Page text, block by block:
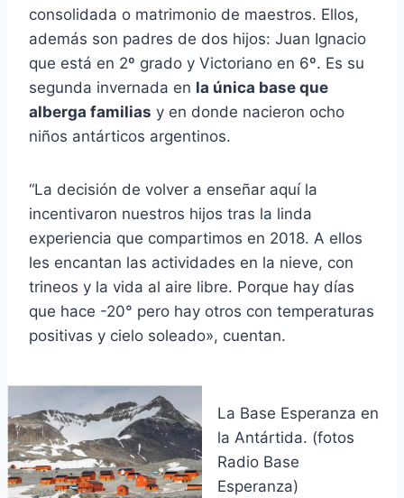
consolidada o matrimonio de maestros. Ellos,
además son padres de dos hijos: Juan Ignacio
que está en 2º grado y Victoriano en 6º. Es su
segunda invernada en la única base que
alberga familias y en donde nacieron ocho
niños antárticos argentinos.
“La decisión de volver a enseñar aquí la
incentivaron nuestros hijos tras la linda
experiencia que compartimos en 2018. A ellos
les encantan las actividades en la nieve, con
trineos y la vida al aire libre. Porque hay días
que hace -20° pero hay otros con temperaturas
positivas y cielo soleado», cuentan.
La Base Esperanza en
la Antártida. (fotos
Radio Base
Esperanza)